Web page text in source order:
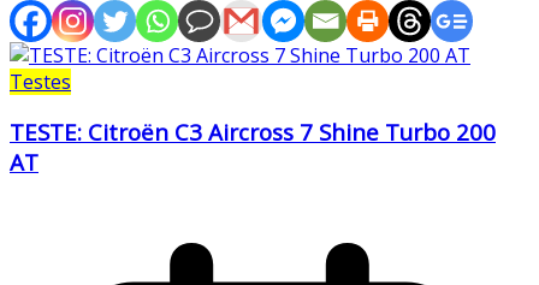
Testes
TESTE: Citroën C3 Aircross 7 Shine Turbo 200
AT